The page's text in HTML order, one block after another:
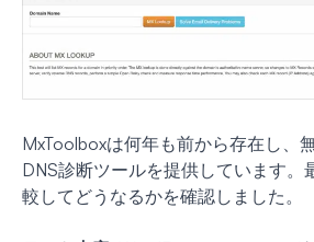
MxToolboxは何年も前から存在し、
DNS診断ツールを提供しています。
較してどうなるかを確認しました。